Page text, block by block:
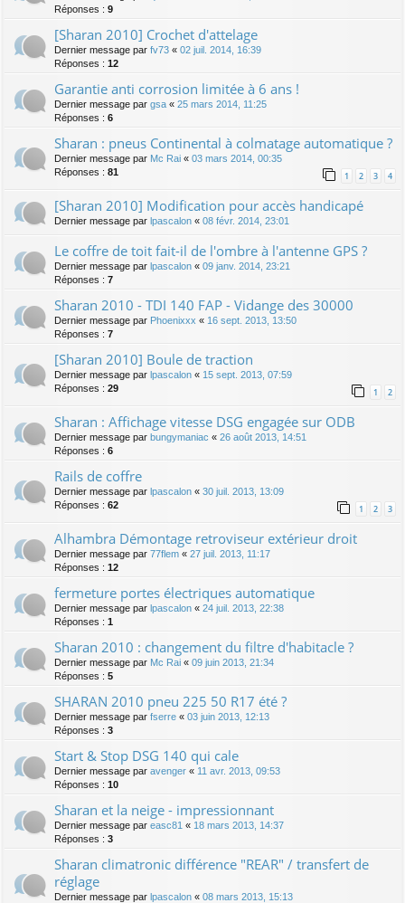
Réponses : 9
[Sharan 2010] Crochet d'attelage
Dernier message par fv73 « 02 juil. 2014, 16:39
Réponses : 12
Garantie anti corrosion limitée à 6 ans !
Dernier message par gsa « 25 mars 2014, 11:25
Réponses : 6
Sharan : pneus Continental à colmatage automatique ?
Dernier message par Mc Rai « 03 mars 2014, 00:35
Réponses : 81 1 2 3 4
[Sharan 2010] Modification pour accès handicapé
Dernier message par lpascalon « 08 févr. 2014, 23:01
Le coffre de toit fait-il de l'ombre à l'antenne GPS ?
Dernier message par lpascalon « 09 janv. 2014, 23:21
Réponses : 7
Sharan 2010 - TDI 140 FAP - Vidange des 30000
Dernier message par Phoenixxx « 16 sept. 2013, 13:50
Réponses : 7
[Sharan 2010] Boule de traction
Dernier message par lpascalon « 15 sept. 2013, 07:59
Réponses : 29 1 2
Sharan : Affichage vitesse DSG engagée sur ODB
Dernier message par bungymaniac « 26 août 2013, 14:51
Réponses : 6
Rails de coffre
Dernier message par lpascalon « 30 juil. 2013, 13:09
Réponses : 62 1 2 3
Alhambra Démontage retroviseur extérieur droit
Dernier message par 77flem « 27 juil. 2013, 11:17
Réponses : 12
fermeture portes électriques automatique
Dernier message par lpascalon « 24 juil. 2013, 22:38
Réponses : 1
Sharan 2010 : changement du filtre d'habitacle ?
Dernier message par Mc Rai « 09 juin 2013, 21:34
Réponses : 5
SHARAN 2010 pneu 225 50 R17 été ?
Dernier message par fserre « 03 juin 2013, 12:13
Réponses : 3
Start & Stop DSG 140 qui cale
Dernier message par avenger « 11 avr. 2013, 09:53
Réponses : 10
Sharan et la neige - impressionnant
Dernier message par easc81 « 18 mars 2013, 14:37
Réponses : 3
Sharan climatronic différence "REAR" / transfert de
réglage
Dernier message par lpascalon « 08 mars 2013, 15:13